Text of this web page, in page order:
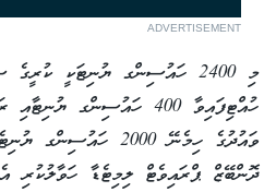
ADVERTISEMENT
މި 2400 ހައުސިންގ ޔުނިޓަކީ
ހުއްޓިފައިވާ 400
ވައުދުގެ ހިމެނޭ 2000
ދޮންބޭޒް ޕްރައިވެޓް ލިމިޓެޑާ ހަވާލުކުރި